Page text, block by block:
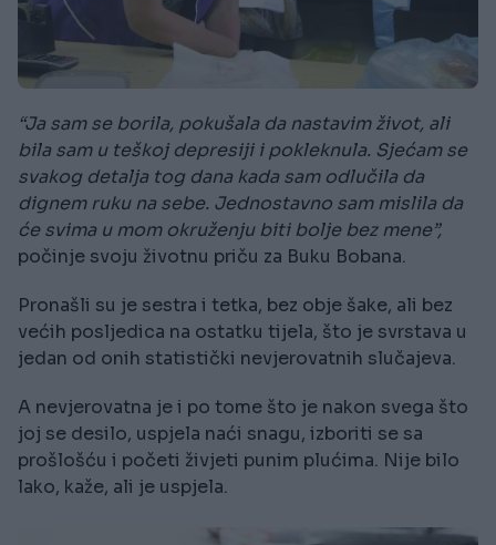
“Ja sam se borila, pokušala da nastavim život, ali
bila sam u teškoj depresiji i pokleknula. Sjećam se
svakog detalja tog dana kada sam odlučila da
dignem ruku na sebe. Jednostavno sam mislila da
će svima u mom okruženju biti bolje bez mene”,
počinje svoju životnu priču za Buku Bobana.
Pronašli su je sestra i tetka, bez obje šake, ali bez
većih posljedica na ostatku tijela, što je svrstava u
jedan od onih statistički nevjerovatnih slučajeva.
A nevjerovatna je i po tome što je nakon svega što
joj se desilo, uspjela naći snagu, izboriti se sa
prošlošću i početi živjeti punim plućima. Nije bilo
lako, kaže, ali je uspjela.